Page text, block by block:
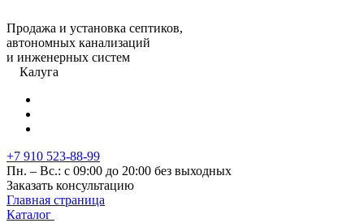
Продажа и установка септиков,
автономных канализаций
и инженерных систем
Калуга
+7 910 523-88-99
Пн. – Вс.: с 09:00 до 20:00 без выходных
Заказать консультацию
Главная страница
Каталог